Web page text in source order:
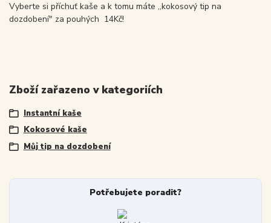
Vyberte si příchuť kaše a k tomu máte ,,kokosový tip na
dozdobení" za pouhých 14Kč!
Zboží zařazeno v kategoriích
Instantní kaše
Kokosové kaše
Můj tip na dozdobení
Potřebujete poradit?